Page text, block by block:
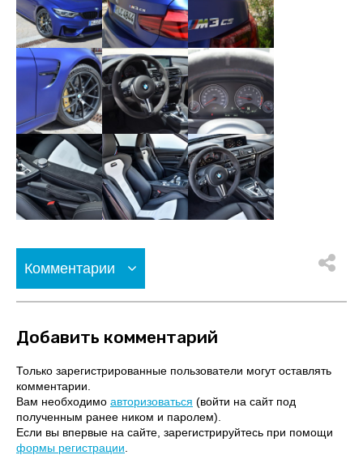
Комментарии
Добавить комментарий
Только зарегистрированные пользователи могут оставлять
комментарии.
Вам необходимо авторизоваться (войти на сайт под
полученным ранее ником и паролем).
Если вы впервые на сайте, зарегистрируйтесь при помощи
формы регистрации